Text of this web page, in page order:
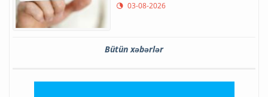
03-08-2026
Bütün xəbərlər